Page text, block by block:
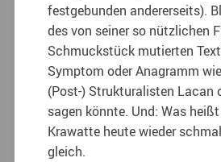
festgebunden andererseits).
des von seiner so nützlichen
Schmuckstück mutierten
Symptom oder Anagramm
(Post-) Strukturalisten Lacan
sagen könnte. Und: Was
Krawatte heute wieder
gleich.